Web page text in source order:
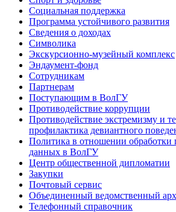
Социальная поддержка
Программа устойчивого развития
Сведения о доходах
Символика
Экскурсионно-музейный комплекс
Эндаумент-фонд
Сотрудникам
Партнерам
Поступающим в ВолГУ
Противодействие коррупции
Противодействие экстремизму и
профилактика девиантного
Политика в отношении обработки
данных в ВолГУ
Центр общественной дипломатии
Закупки
Почтовый сервис
Объединенный ведомственный
Телефонный справочник